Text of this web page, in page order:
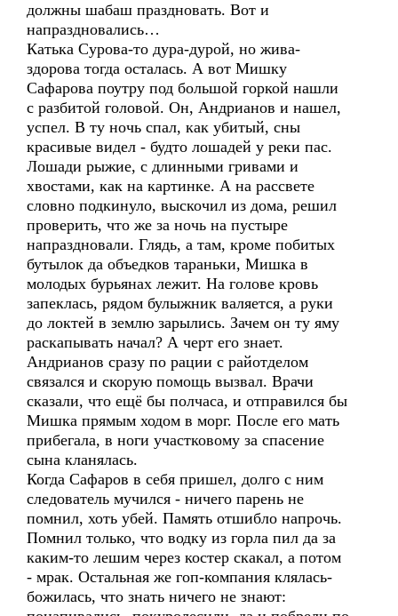
должны шабаш праздновать. Вот и
напраздновались…
Катька Сурова-то дура-дурой, но жива-
здорова тогда осталась. А вот Мишку
Сафарова поутру под большой горкой нашли
с разбитой головой. Он, Андрианов и нашел,
успел. В ту ночь спал, как убитый, сны
красивые видел - будто лошадей у реки пас.
Лошади рыжие, с длинными гривами и
хвостами, как на картинке. А на рассвете
словно подкинуло, выскочил из дома, решил
проверить, что же за ночь на пустыре
напраздновали. Глядь, а там, кроме побитых
бутылок да объедков тараньки, Мишка в
молодых бурьянах лежит. На голове кровь
запеклась, рядом булыжник валяется, а руки
до локтей в землю зарылись. Зачем он ту яму
раскапывать начал? А черт его знает.
Андрианов сразу по рации с райотделом
связался и скорую помощь вызвал. Врачи
сказали, что ещё бы полчаса, и отправился бы
Мишка прямым ходом в морг. После его мать
прибегала, в ноги участковому за спасение
сына кланялась.
Когда Сафаров в себя пришел, долго с ним
следователь мучился - ничего парень не
помнил, хоть убей. Память отшибло напрочь.
Помнил только, что водку из горла пил да за
каким-то лешим через костер скакал, а потом
- мрак. Остальная же гоп-компания клялась-
божилась, что знать ничего не знают: